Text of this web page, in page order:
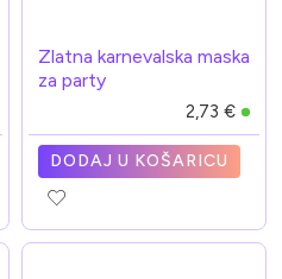
Zlatna karnevalska maska
za party
2,73 €
DODAJ U KOŠARICU